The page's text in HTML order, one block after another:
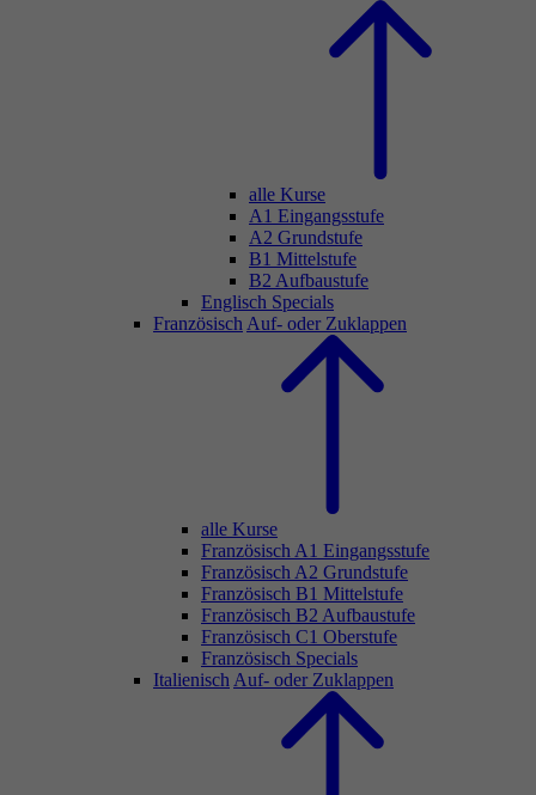
alle Kurse
A1 Eingangsstufe
A2 Grundstufe
B1 Mittelstufe
B2 Aufbaustufe
Englisch Specials
Französisch Auf- oder Zuklappen
alle Kurse
Französisch A1 Eingangsstufe
Französisch A2 Grundstufe
Französisch B1 Mittelstufe
Französisch B2 Aufbaustufe
Französisch C1 Oberstufe
Französisch Specials
Italienisch Auf- oder Zuklappen